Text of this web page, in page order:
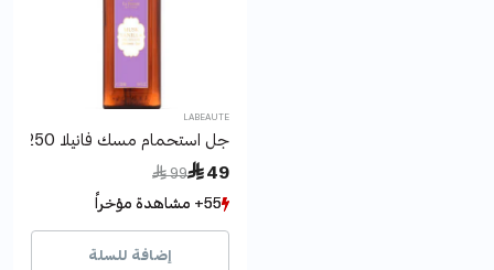
LABEAUTE
جل استحمام مسك فانيلا 250مل لابوتيه
 49
Price reduced from
 99
to
55+ مشاهدة مؤخراً
111+ بيع مؤخراً
55+ مشاهدة مؤخراً
111+ بيع مؤخراً
إضافة للسلة